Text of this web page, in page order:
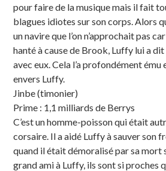
pour faire de la musique mais il fait
blagues idiotes sur son corps. Alors
un navire que l’on n’approchait pas
hanté à cause de Brook, Luffy lui a
avec eux. Cela l’a profondément
envers Luffy.
Jinbe (timonier)
Prime : 1,1 milliards de Berrys
C’est un homme-poisson qui était
corsaire. Il a aidé Luffy à sauver son
quand il était démoralisé par sa mort
grand ami à Luffy, ils sont si proches